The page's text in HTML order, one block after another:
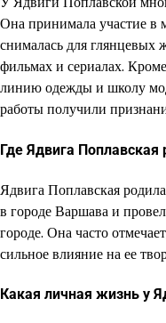
Она принимала участие в
снималась для глянцевых
фильмах и сериалах.
линию одежды и школу
работы получили
Где Ядвига Поплавская
Ядвига Поплавская
в городе Варшава и
городе. Она часто
сильное влияние на ее
Какая личная жизнь у